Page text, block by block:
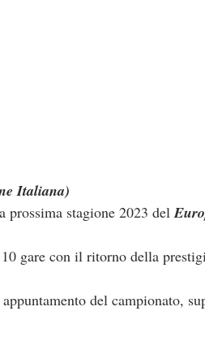
Italiana)
prossima stagione 2023 del
gare con il ritorno della
del campionato,